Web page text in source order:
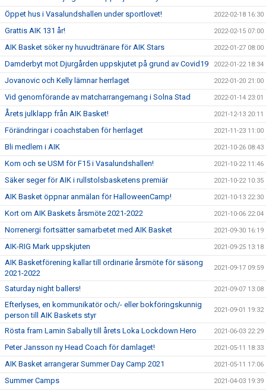
Öppet hus i Vasalundshallen under sportlovet! 2022-02-18 16:30
Grattis AIK 131 år! 2022-02-15 07:00
AIK Basket söker ny huvudtränare för AIK Stars 2022-01-27 08:00
Damderbyt mot Djurgården uppskjutet på grund av Covid19 2022-01-22 18:34
Jovanovic och Kelly lämnar herrlaget 2022-01-20 21:00
Vid genomförande av matcharrangemang i Solna Stad 2022-01-14 23:01
Årets julklapp från AIK Basket! 2021-12-13 20:11
Förändringar i coachstaben för herrlaget 2021-11-23 11:00
Bli medlem i AIK 2021-10-26 08:43
Kom och se USM för F15 i Vasalundshallen! 2021-10-22 11:46
Säker seger för AIK i rullstolsbasketens premiär 2021-10-22 10:35
AIK Basket öppnar anmälan för HalloweenCamp! 2021-10-13 22:30
Kort om AIK Baskets årsmöte 2021-2022 2021-10-06 22:04
Norrenergi fortsätter samarbetet med AIK Basket 2021-09-30 16:19
AIK-RIG Mark uppskjuten 2021-09-25 13:18
AIK Basketförening kallar till ordinarie årsmöte för säsong
2021-2022
2021-09-17 09:59
Saturday night ballers! 2021-09-07 13:08
Efterlyses, en kommunikatör och/- eller bokföringskunnig
person till AIK Baskets styr
2021-09-01 19:32
Rösta fram Lamin Sabally till årets Loka Lockdown Hero 2021-06-03 22:29
Peter Jansson ny Head Coach för damlaget! 2021-05-11 18:33
AIK Basket arrangerar Summer Day Camp 2021 2021-05-11 17:06
Summer Camps 2021-04-03 19:39